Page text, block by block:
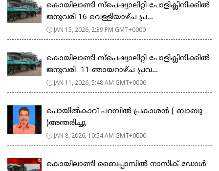
കൊയിലാണ്ടി സ്പെഷ്യാലിറ്റി പോളിക്ലിനിക്കിൽ
ജനുവരി 16 വെള്ളിയാഴ്ച പ്ര...
JAN 15, 2026, 2:39 PM GMT+0000
കൊയിലാണ്ടി സ്പെഷ്യാലിറ്റി പോളിക്ലിനിക്കിൽ
ജനുവരി 11 ഞായറാഴ്ച പ്രവ...
JAN 11, 2026, 5:48 AM GMT+0000
പൊയിൽകാവ് പറമ്പിൽ പ്രകാശൻ ( ബാബു
)അന്തരിച്ചു
JAN 8, 2026, 10:54 AM GMT+0000
കൊയിലാണ്ടി ബൈപ്പാസില്‍ നാസിക് ഡോള്‍